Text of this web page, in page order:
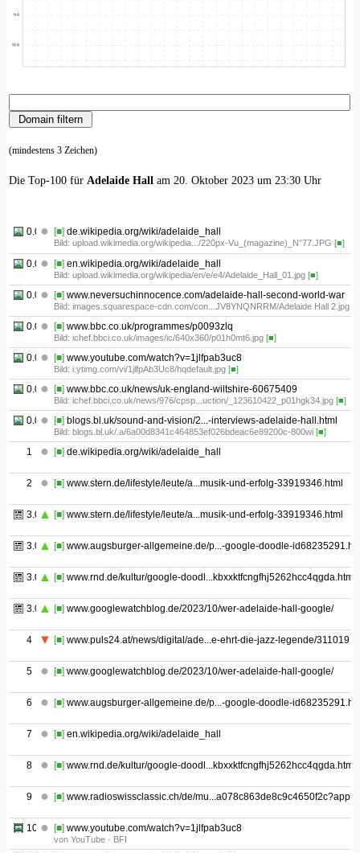
(mindestens 3 Zeichen)
Die Top-100 für Adelaide Hallam 20. Oktober 2023 um 23:30 Uhr
0.01 [■] de.wikipedia.org/wiki/adelaide_hall
Bild: upload.wikimedia.org/wikipedia.../220px-Vu_(magazine)_N°77.JPG [■]
0.02 [■] en.wikipedia.org/wiki/adelaide_hall
Bild: upload.wikimedia.org/wikipedia/en/e/e4/Adelaide_Hall_01.jpg [■]
0.03 [■] www.neversuchinnocence.com/adelaide-hall-second-world-war
Bild: images.squarespace-cdn.com/con...JV8YNQNRRM/Adelaide Hall 2.jpg
0.04 [■] www.bbc.co.uk/programmes/p0093zlq
Bild: ichef.bbci.co.uk/images/ic/640x360/p01h0mt6.jpg [■]
0.05 [■] www.youtube.com/watch?v=1jlfpab3uc8
Bild: i.ytimg.com/vi/1jlfpAb3Uc8/hqdefault.jpg [■]
0.06 [■] www.bbc.co.uk/news/uk-england-wiltshire-60675409
Bild: ichef.bbci.co.uk/news/976/cpsp...uction/_123610422_p01hgk34.jpg [■]
0.07 [■] blogs.bl.uk/sound-and-vision/2...-interviews-adelaide-hall.html
Bild: blogs.bl.uk/.a/6a00d8341c464853ef026bdeac6e89200c-800wi [■]
1 [■] de.wikipedia.org/wiki/adelaide_hall
2 [■] www.stern.de/lifestyle/leute/a...musik-und-erfolg-33919346.html
3.01 [■] www.stern.de/lifestyle/leute/a...musik-und-erfolg-33919346.html
3.02 [■] www.augsburger-allgemeine.de/p...-google-doodle-
3.03 [■] www.rnd.de/kultur/google-doodl...kbxxktfcngfhj5262hcc4qgda.html
3.04 [■] www.googlewatchblog.de/2023/10/wer-adelaide-hall-google/
4 [■] www.puls24.at/news/digital/ade...e-ehrt-die-jazz-legende/311019
5 [■] www.googlewatchblog.de/2023/10/wer-adelaide-hall-google/
6 [■] www.augsburger-allgemeine.de/p...-google-doodle-
7 [■] en.wikipedia.org/wiki/adelaide_hall
8 [■] www.rnd.de/kultur/google-doodl...kbxxktfcngfhj5262hcc4qgda.html
9 [■] www.radioswissclassic.ch/de/
10.01 [■] www.youtube.com/watch?v=1jlfpab3uc8
von YouTube · BFI